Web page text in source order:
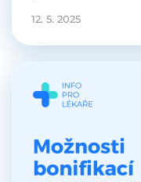
12. 5. 2025